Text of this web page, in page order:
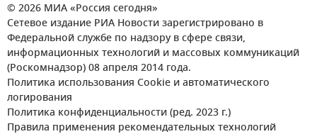
© 2026 МИА «Россия сегодня»
Сетевое издание РИА Новости зарегистрировано в
Федеральной службе по надзору в сфере связи,
информационных технологий и массовых коммуникаций
(Роскомнадзор) 08 апреля 2014 года.
Политика использования Cookie и автоматического
логирования
Политика конфиденциальности (ред. 2023 г.)
Правила применения рекомендательных технологий